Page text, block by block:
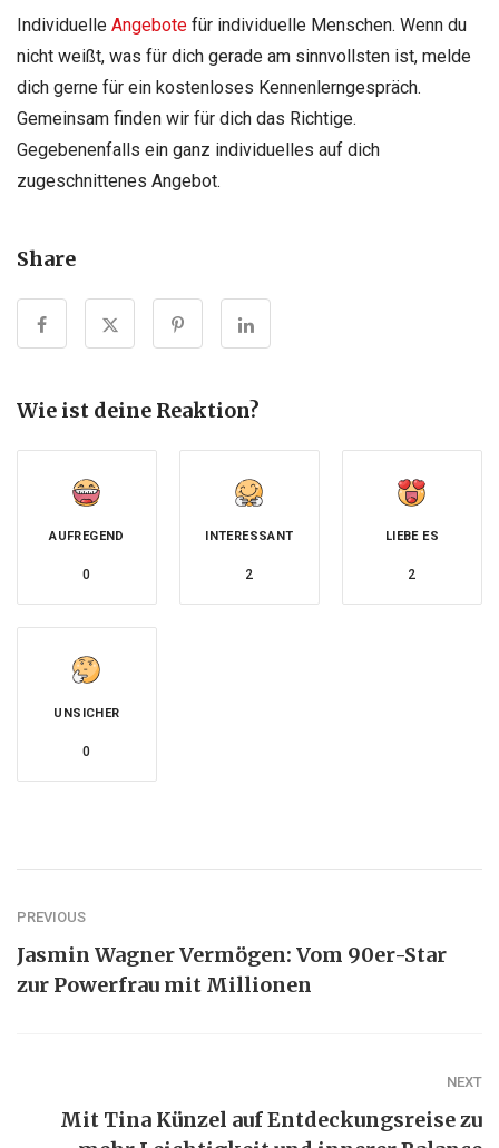
Individuelle Angebote für individuelle Menschen. Wenn du
nicht weißt, was für dich gerade am sinnvollsten ist, melde
dich gerne für ein kostenloses Kennenlerngespräch.
Gemeinsam finden wir für dich das Richtige.
Gegebenenfalls ein ganz individuelles auf dich
zugeschnittenes Angebot.
Share
Wie ist deine Reaktion?
AUFREGEND
0
INTERESSANT
2
LIEBE ES
2
UNSICHER
0
PREVIOUS
Jasmin Wagner Vermögen: Vom 90er-Star
zur Powerfrau mit Millionen
NEXT
Mit Tina Künzel auf Entdeckungsreise zu